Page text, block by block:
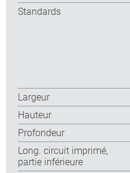
Standards
Largeur
Hauteur
Profondeur
Long. circuit imprimé,
partie inférieure